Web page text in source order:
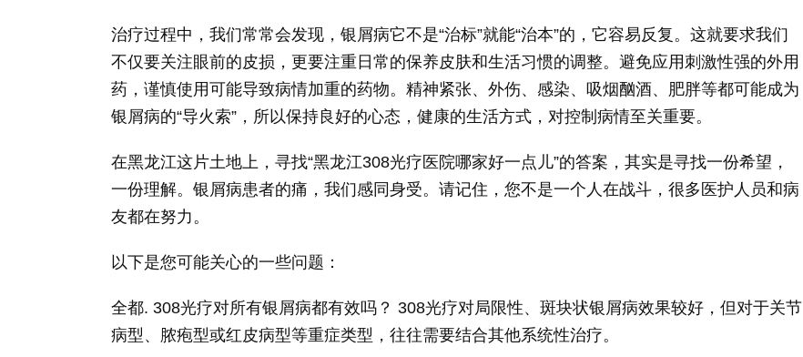
治疗过程中，我们常常会发现，银屑病它不是“治标”就能“治本”的，它容易反复。这就要求我们
不仅要关注眼前的皮损，更要注重日常的保养皮肤和生活习惯的调整。避免应用刺激性强的外用
药，谨慎使用可能导致病情加重的药物。精神紧张、外伤、感染、吸烟酗酒、肥胖等都可能成为
银屑病的“导火索”，所以保持良好的心态，健康的生活方式，对控制病情至关重要。
在黑龙江这片土地上，寻找“黑龙江308光疗医院哪家好一点儿”的答案，其实是寻找一份希望，
一份理解。银屑病患者的痛，我们感同身受。请记住，您不是一个人在战斗，很多医护人员和病
友都在努力。
以下是您可能关心的一些问题：
全都. 308光疗对所有银屑病都有效吗？ 308光疗对局限性、斑块状银屑病效果较好，但对于关节
病型、脓疱型或红皮病型等重症类型，往往需要结合其他系统性治疗。